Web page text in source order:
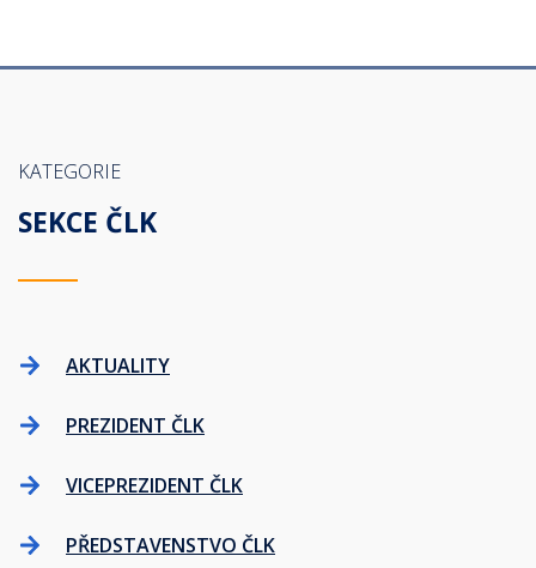
KATEGORIE
SEKCE ČLK
AKTUALITY
PREZIDENT ČLK
VICEPREZIDENT ČLK
PŘEDSTAVENSTVO ČLK